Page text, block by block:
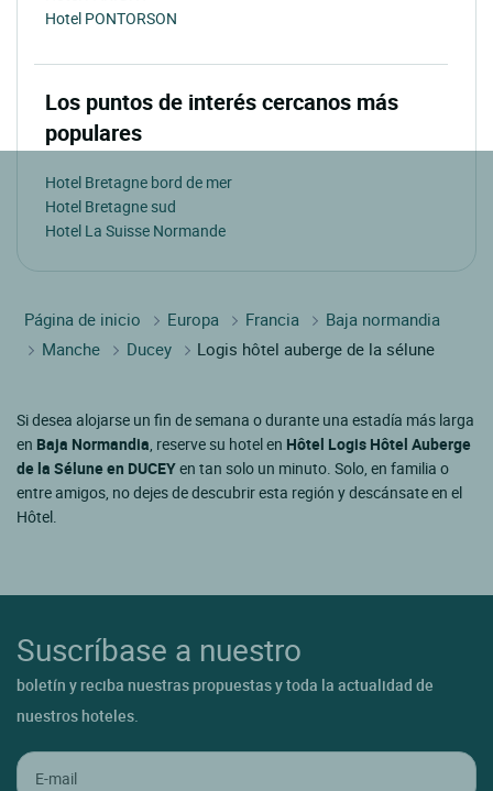
Hotel PONTORSON
Los puntos de interés cercanos más
populares
Hotel Bretagne bord de mer
Hotel Bretagne sud
Hotel La Suisse Normande
Página de inicio Europa Francia
Baja normandia
Manche
Ducey Logis hôtel auberge de la sélune
Si desea alojarse un fin de semana o durante una estadía más larga
en Baja Normandia, reserve su hotel en Hôtel Logis Hôtel Auberge
de la Sélune en DUCEYen tan solo un minuto. Solo, en familia o
entre amigos, no dejes de descubrir esta región y descánsate en el
Hôtel.
Suscríbase a nuestro
boletín y reciba nuestras propuestas y toda la actualidad de
nuestros hoteles.